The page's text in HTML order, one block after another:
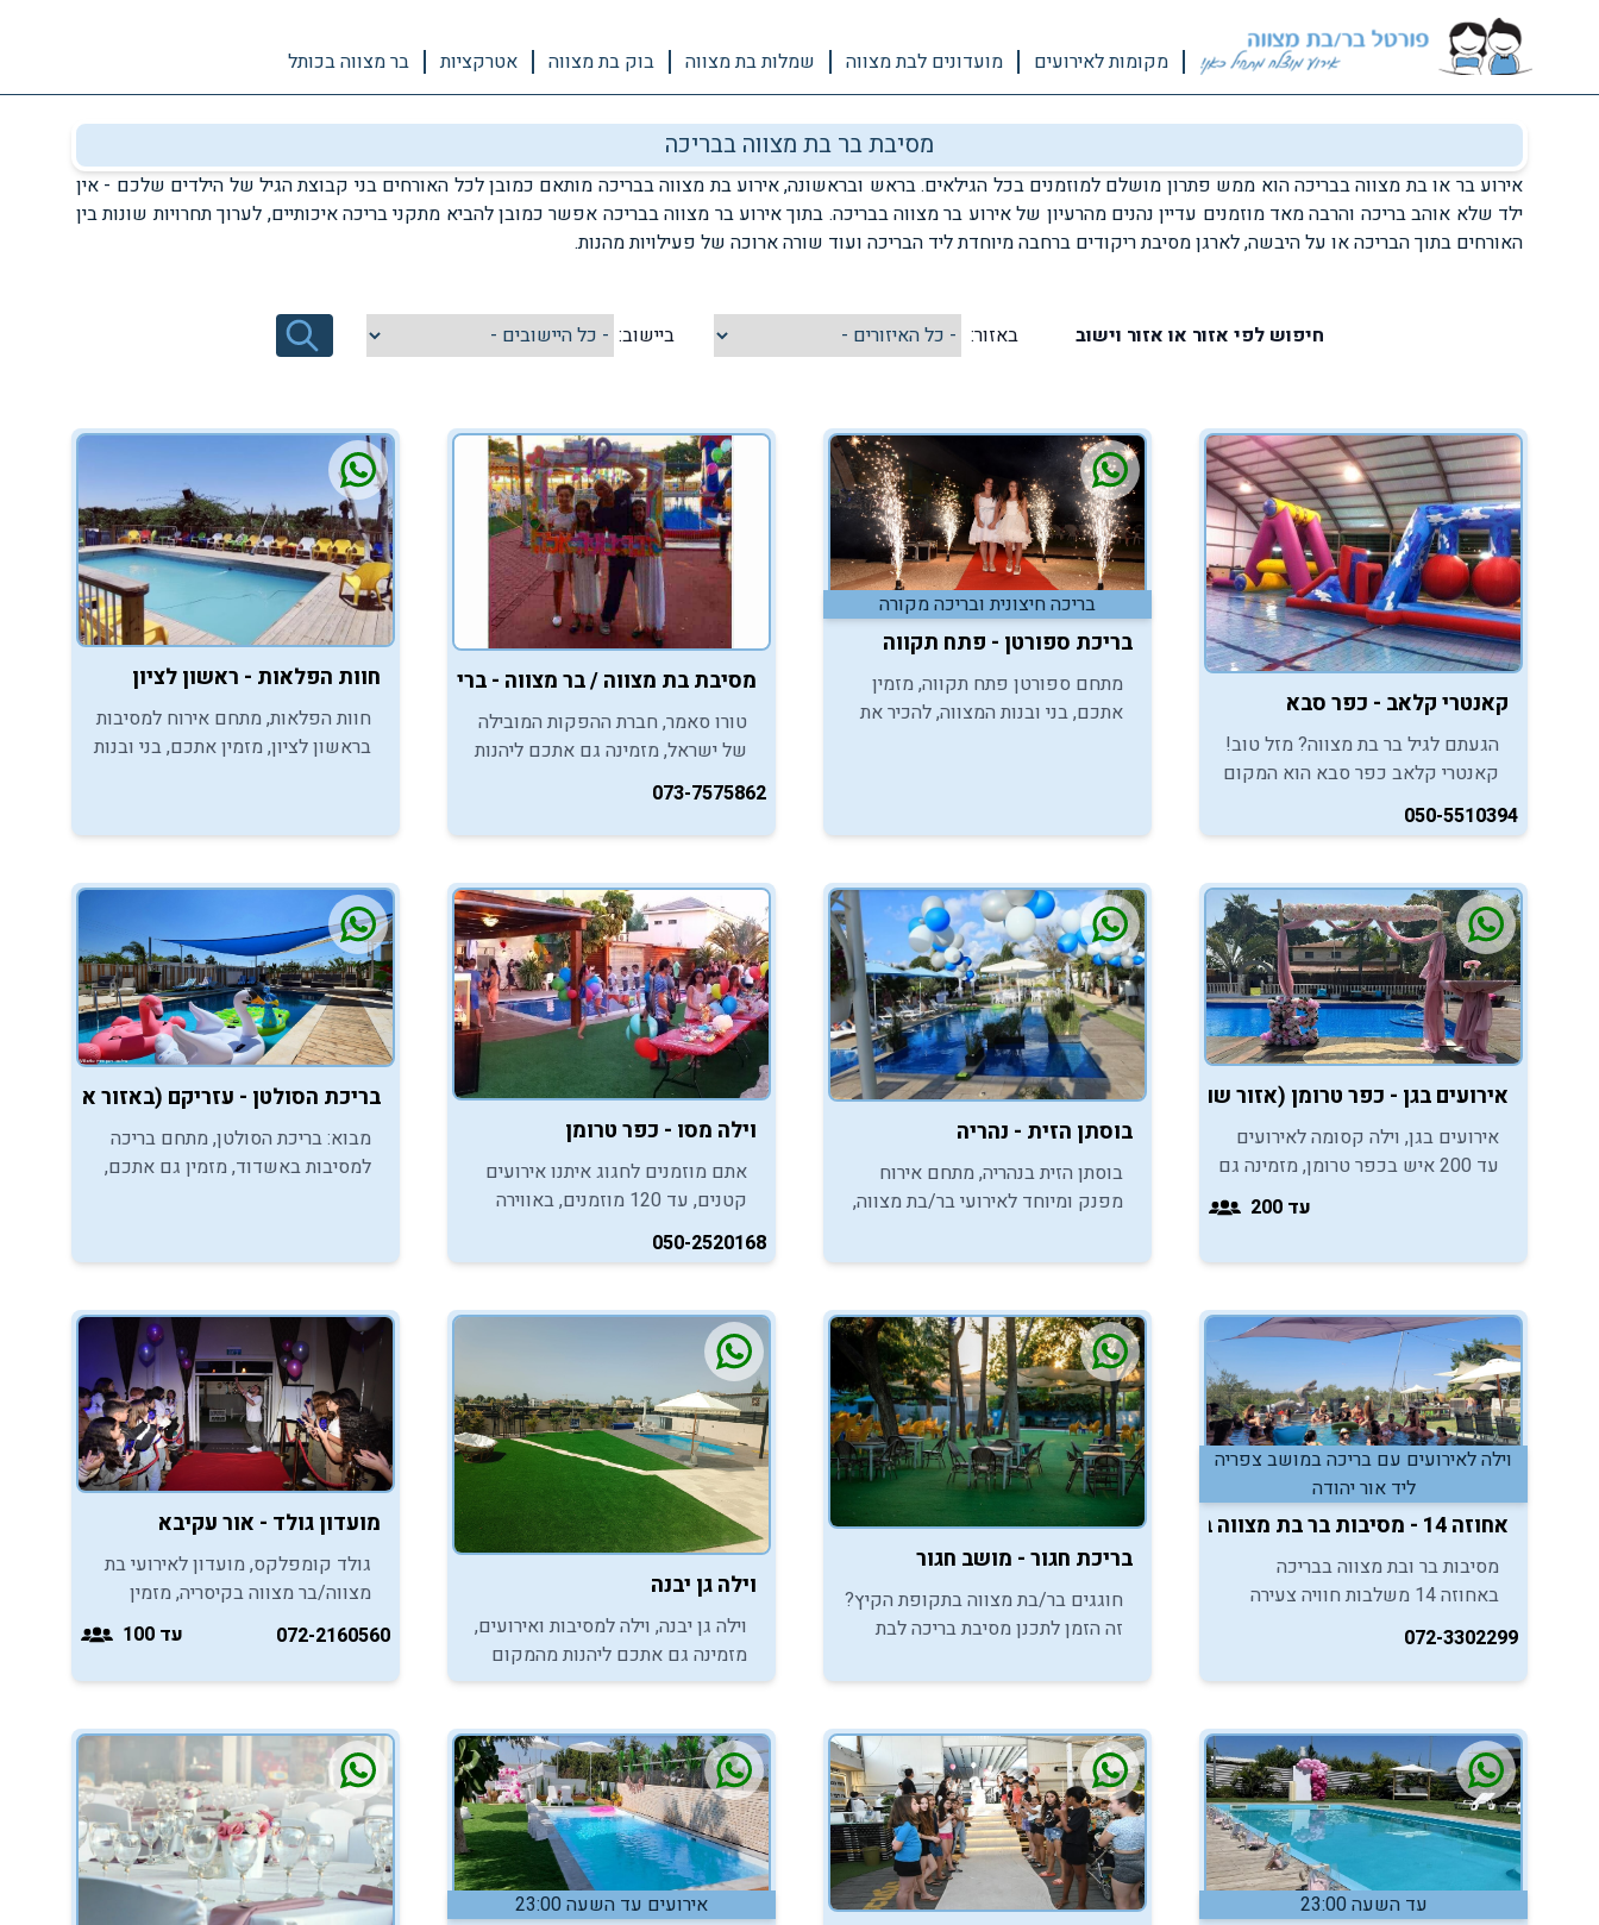
מקומות לאירועים מועדונים לבת מצווה שמלות בת מצווה בוק בת מצווה אטרקציות בר מצווה בכותל
מסיבת בר בת מצווה בבריכה
אירוע בר או בת מצווה בבריכה הוא ממש פתרון מושלם למוזמנים בכל הגילאים. בראש ובראשונה, אירוע בת מצווה בבריכה מותאם כמובן לכל האורחים בני קבוצת הגיל של הילדים שלכם - אין
ילד שלא אוהב בריכה והרבה מאד מוזמנים עדיין נהנים מהרעיון של אירוע בר מצווה בבריכה. בתוך אירוע בר מצווה בבריכה אפשר כמובן להביא מתקני בריכה איכותיים, לערוך תחרויות שונות בין
האורחים בתוך הבריכה או על היבשה, לארגן מסיבת ריקודים ברחבה מיוחדת ליד הבריכה ועוד שורה ארוכה של פעילויות מהנות.
חיפוש לפי אזור או אזור וישוב באזור: ביישוב:
קאנטרי קלאב - כפר סבא
הגעתם לגיל בר בת מצווה? מזל טוב!
קאנטרי קלאב כפר סבא הוא המקום
האידיאלי לחגוג אירוע באווירה אחרת
המשלב בריכת שחיה מחוממת, אולם
050-5510394
בריכה חיצונית ובריכה מקורה
בריכת ספורטן - פתח תקווה
מתחם ספורטן פתח תקווה, מזמין
אתכם, בני ובנות המצווה, להכיר את
מסיבת בת מצווה / בר מצווה - בריכת קיבוץ עינת
טורו סאמר, חברת ההפקות המובילה
של ישראל, מזמינה גם אתכם ליהנות
ממסיבת בריכה מרעננת בקיבוץ עינת
במסגרת חגיגות בר/בת המצווה.
073-7575862
חוות הפלאות - ראשון לציון
חוות הפלאות, מתחם אירוח למסיבות
בראשון לציון, מזמין אתכם, בני ובנות
אירועים בגן - כפר טרומן (אזור שוהם)
אירועים בגן, וילה קסומה לאירועים
עד 200 איש בכפר טרומן, מזמינה גם
אתכם ליהנות מחצר ענקית למסיבות
עד 200
בוסתן הזית - נהריה
בוסתן הזית בנהריה, מתחם אירוח
מפנק ומיוחד לאירועי בר/בת מצווה,
כיפית ומפנקת במתחם פסטורלי
וילה מסו - כפר טרומן
אתם מוזמנים לחגוג איתנו אירועים
קטנים, עד 120 מוזמנים, באווירה
אינטימית וסולדית בהפקה מושלמת.
050-2520168
בריכת הסולטן - עזריקם (באזור אשדוד)
מבוא: בריכת הסולטן, מתחם בריכה
למסיבות באשדוד, מזמין גם אתכם,
וילה לאירועים עם בריכה במושב צפריה
ליד אור יהודה
אחוזה 14 - מסיבות בר בת מצווה בבריכה במרכז
מסיבות בר ובת מצווה בבריכה
באחוזה 14 משלבות חוויה צעירה
שמחה, בטיחות, תשתיות מלאות,
ניהול אחראי ואווירה מוקפדת
למשפחות במרכז
072-3302299
בריכת חגור - מושב חגור
חוגגים בר/בת מצווה בתקופת הקיץ?
זה הזמן לתכנן מסיבת בריכה לבת
הממוקם באזור השרון. בואו להכיר
המרענן של הקיץ!
וילה גן יבנה
וילה גן יבנה, וילה למסיבות ואירועים,
מזמינה גם אתכם ליהנות מהמקום
הנכון לאירוח מסיבות ואירועי בר/בת
מועדון גולד - אור עקיבא
גולד קומפלקס, מועדון לאירועי בת
מצווה/בר מצווה בקיסריה, מזמין
אתכם, בני ובנות המצווה ליהנות
ממסיבה מושקעת ומפנקת במיוחד.
072-2160560 עד 100
עד השעה 23:00 אירועים עד השעה 23:00